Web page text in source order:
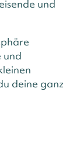
und
und
deine ganz